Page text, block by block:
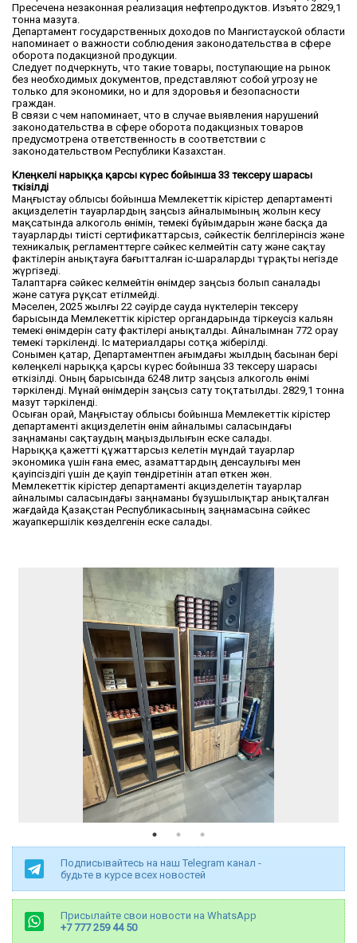
Пресечена незаконная реализация нефтепродуктов. Изъято 2829,1
тонна мазута.
Департамент государственных доходов по Мангистауской области
напоминает о важности соблюдения законодательства в сфере
оборота подакцизной продукции.
Следует подчеркнуть, что такие товары, поступающие на рынок
без необходимых документов, представляют собой угрозу не
только для экономики, но и для здоровья и безопасности
граждан.
В связи с чем напоминает, что в случае выявления нарушений
законодательства в сфере оборота подакцизных товаров
предусмотрена ответственность в соответствии с
законодательством Республики Казахстан.
Көлеңкелі нарыққа қарсы күрес бойынша 33 тексеру шарасы
өткізілді
Маңғыстау облысы бойынша Мемлекеттік кірістер департаменті
акцизделетін тауарлардың заңсыз айналымының жолын кесу
мақсатында алкоголь өнімін, темекі бұйымдарын және басқа да
тауарларды тиісті сертификаттарсыз, сәйкестік белгілерінсіз және
техникалық регламенттерге сәйкес келмейтін сату және сақтау
фактілерін анықтауға бағытталған іс-шараларды тұрақты негізде
жүргізеді.
Талаптарға сәйкес келмейтін өнімдер заңсыз болып саналады
және сатуға рұқсат етілмейді.
Мәселен, 2025 жылғы 22 сәуірде сауда нүктелерін тексеру
барысында Мемлекеттік кірістер органдарында тіркеусіз кальян
темекі өнімдерін сату фактілері анықталды. Айналымнан 772 орау
темекі тәркіленді. Іс материалдары сотқа жіберілді.
Сонымен қатар, Департаментпен ағымдағы жылдың басынан бері
көлеңкелі нарыққа қарсы күрес бойынша 33 тексеру шарасы
өткізілді. Оның барысында 6248 литр заңсыз алкоголь өнімі
тәркіленді. Мұнай өнімдерін заңсыз сату тоқтатылды. 2829,1 тонна
мазут тәркіленді.
Осыған орай, Маңғыстау облысы бойынша Мемлекеттік кірістер
департаменті акцизделетін өнім айналымы саласындағы
заңнаманы сақтаудың маңыздылығын еске салады.
Нарыққа қажетті құжаттарсыз келетін мұндай тауарлар
экономика үшін ғана емес, азаматтардың денсаулығы мен
қауіпсіздігі үшін де қауіп төндіретінін атап өткен жөн.
Мемлекеттік кірістер департаменті акцизделетін тауарлар
айналымы саласындағы заңнаманы бұзушылықтар анықталған
жағдайда Қазақстан Республикасының заңнамасына сәйкес
жауапкершілік көзделгенін еске салады.
Подписывайтесь на наш Telegram канал -
будьте в курсе всех новостей
Присылайте свои новости на WhatsApp
+7 777 259 44 50